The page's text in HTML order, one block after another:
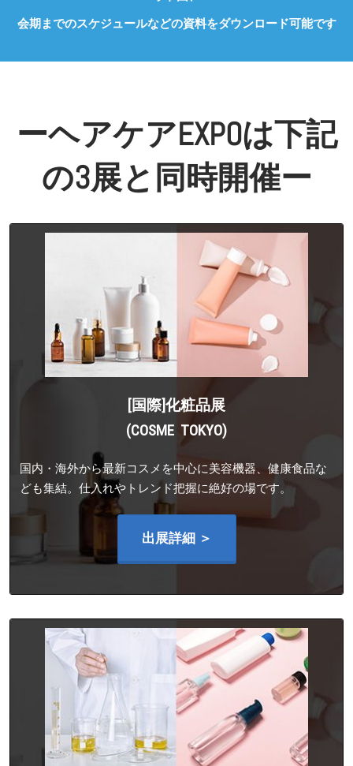
会期までのスケジュールなどの資料をダウンロード可能です
ーヘアケアEXPOは下記
の3展と同時開催ー
[国際]化粧品展
(COSME TOKYO)
国内・海外から最新コスメを中心に美容機器、健康食品な
ども集結。仕入れやトレンド把握に絶好の場です。
出展詳細 ＞